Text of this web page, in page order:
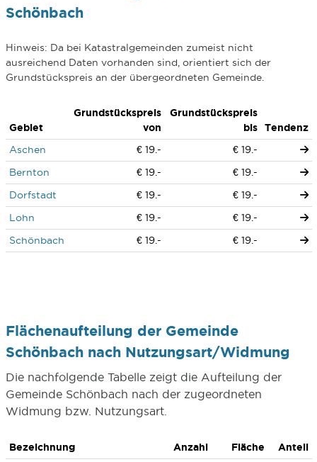
Schönbach
Hinweis: Da bei Katastralgemeinden zumeist nicht
ausreichend Daten vorhanden sind, orientiert sich der
Grundstückspreis an der übergeordneten Gemeinde.
Gebiet
Grundstückspreis
von
Grundstückspreis
bis
Tendenz
Aschen
€ 19.-
€ 19.-
Bernton
€ 19.-
€ 19.-
Dorfstadt
€ 19.-
€ 19.-
Lohn
€ 19.-
€ 19.-
Schönbach
€ 19.- € 19.-
Flächenaufteilung der Gemeinde
Schönbach nach Nutzungsart/Widmung
Die nachfolgende Tabelle zeigt die Aufteilung der
Gemeinde Schönbach nach der zugeordneten
Widmung bzw. Nutzungsart.
Bezeichnung Anzahl Fläche Anteil